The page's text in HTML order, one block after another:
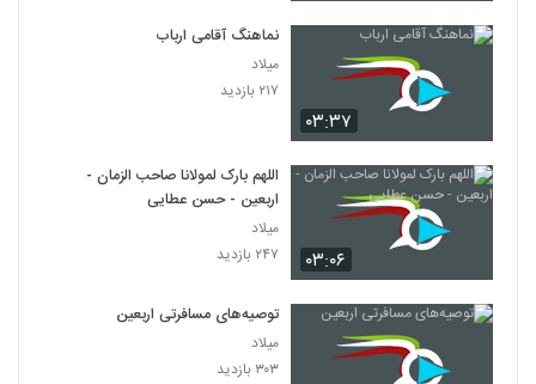
۰۳:۳۷
نماهنگ آقامی ارباب
میلاد
۲۱۷ بازدید
۰۳:۰۶
اللهم بارک لمولانا صاحب الزمان -
اربعین - حسن عطایی
میلاد
۲۴۷ بازدید
توصیه‌های مسافرتی اربعین
میلاد
۳۰۳ بازدید